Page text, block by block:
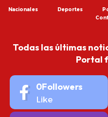
Nacionales Deportes
Todas las últimas
Portal
0Followers
Like